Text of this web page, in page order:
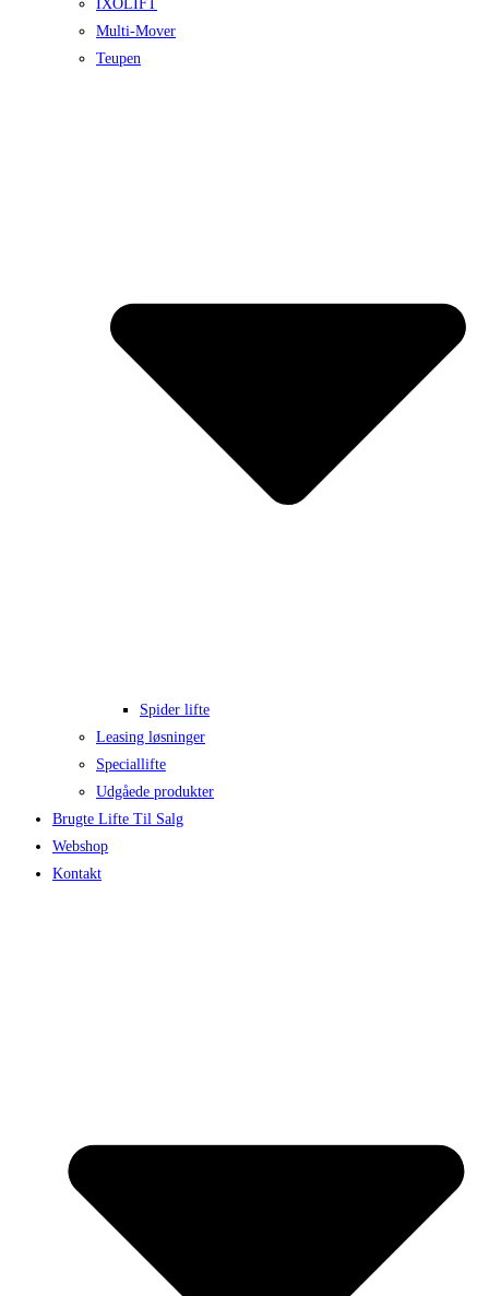
IXOLIFT
Multi-Mover
Teupen
Spider lifte
Leasing løsninger
Speciallifte
Udgåede produkter
Brugte Lifte Til Salg
Webshop
Kontakt